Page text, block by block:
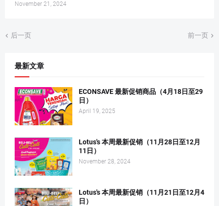
November 21, 2024
后一页 前一页
最新文章
ECONSAVE 最新促销商品（4月18日至29
日）
April 19, 2025
Lotus's 本周最新促销（11月28日至12月
11日）
November 28, 2024
Lotus's 本周最新促销（11月21日至12月4
日）